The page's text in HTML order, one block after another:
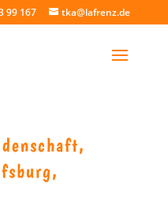
99 167 tka@lafrenz.de